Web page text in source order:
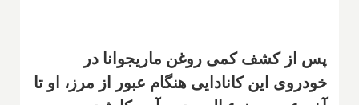
پس از کشف کمی روغن ماریجوانا در
خودروی این کانادایی هنگام عبور از مرز، او تا